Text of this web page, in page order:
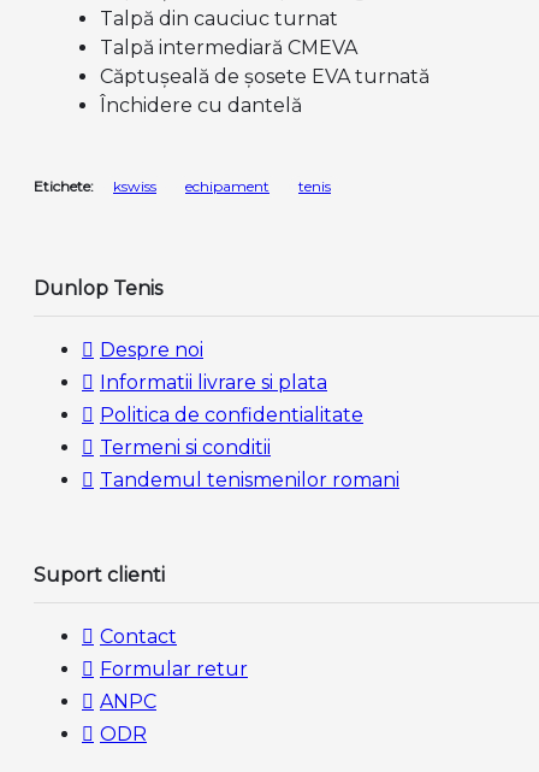
Talpă din cauciuc turnat
Talpă intermediară CMEVA
Căptușeală de șosete EVA turnată
Închidere cu dantelă
Etichete: kswiss echipament tenis
Dunlop Tenis
Despre noi
Informatii livrare si plata
Politica de confidentialitate
Termeni si conditii
Tandemul tenismenilor romani
Suport clienti
Contact
Formular retur
ANPC
ODR